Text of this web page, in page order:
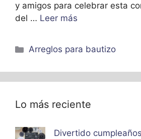
y amigos para celebrar esta
del … Leer más
Categorías
Arreglos para bautizo
Lo más reciente
Divertido